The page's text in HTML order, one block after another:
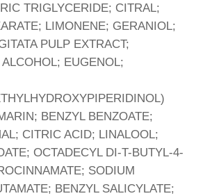
TRIGLYCERIDE; CITRAL;
LIMONENE; GERANIOL;
PULP EXTRACT;
EUGENOL;
BENZYL BENZOATE;
CITRIC ACID; LINALOOL;
OCTADECYL DI-T-BUTYL-4-
SODIUM
BENZYL SALICYLATE;